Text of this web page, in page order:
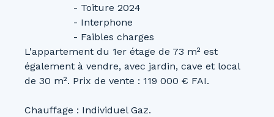
- Toiture 2024
- Interphone
- Faibles charges
L'appartement du 1er étage de 73 m² est
également à vendre, avec jardin, cave et local
de 30 m². Prix de vente : 119 000 € FAI.
Chauffage : Individuel Gaz.